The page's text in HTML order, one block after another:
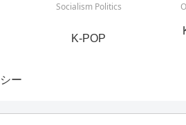
Socialism Politics
K-POP
ー